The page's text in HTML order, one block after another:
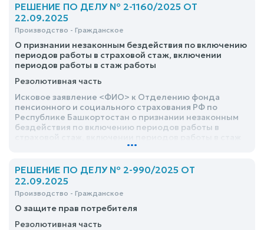
РЕШЕНИЕ ПО ДЕЛУ № 2-1160/2025 ОТ
22.09.2025
Производство - Гражданское
О признании незаконным бездействия по включению
периодов работы в страховой стаж, включении
периодов работы в стаж работы
Резолютивная часть
Исковое заявление <ФИО> к Отделению фонда
пенсионного и социального страхования РФ по
Республике Башкортостан о признании незаконным
бездействия по включению периодов работы в
...
РЕШЕНИЕ ПО ДЕЛУ № 2-990/2025 ОТ
22.09.2025
Производство - Гражданское
О защите прав потребителя
Резолютивная часть